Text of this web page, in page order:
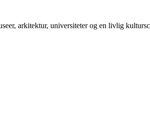
arkitektur, universiteter og en livlig